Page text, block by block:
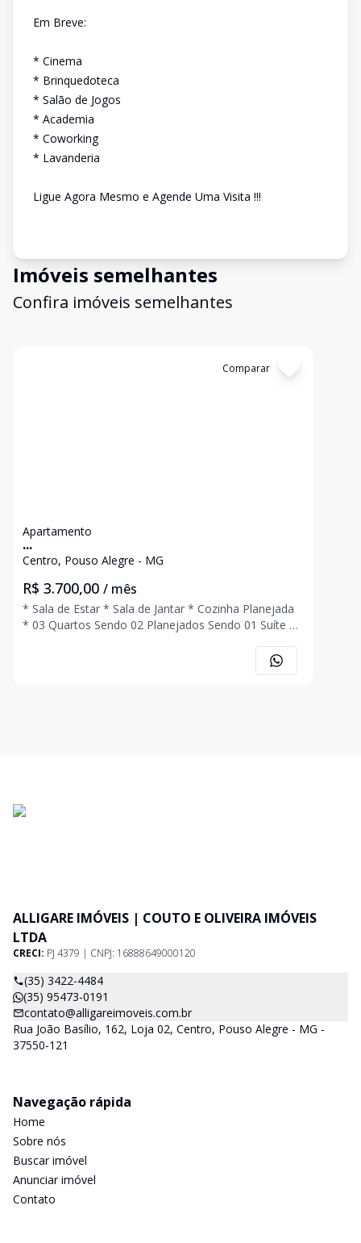
Em Breve:
* Cinema
* Brinquedoteca
* Salão de Jogos
* Academia
* Coworking
* Lavanderia
Ligue Agora Mesmo e Agende Uma Visita !!!
Imóveis semelhantes
Confira imóveis semelhantes
Comparar
Apartamento
...
Centro, Pouso Alegre - MG
R$ 3.700,00 / mês
* Sala de Estar * Sala de Jantar * Cozinha Planejada
* 03 Quartos Sendo 02 Planejados Sendo 01 Suíte *
Garagem Coberta * Aquecimento Solar * Edifício
com Elevador * Excelente Localização Ligue Ag
ALLIGARE IMÓVEIS | COUTO E OLIVEIRA IMÓVEIS
LTDA
CRECI: PJ 4379 | CNPJ: 16888649000120
(35) 3422-4484
(35) 95473-0191
contato@alligareimoveis.com.br
Rua João Basílio, 162, Loja 02, Centro, Pouso Alegre - MG -
37550-121
Navegação rápida
Home
Sobre nós
Buscar imóvel
Anunciar imóvel
Contato